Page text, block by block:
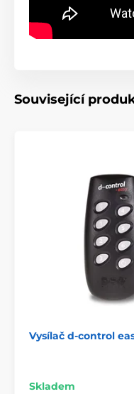
Související
Vysílač d-control
Skladem